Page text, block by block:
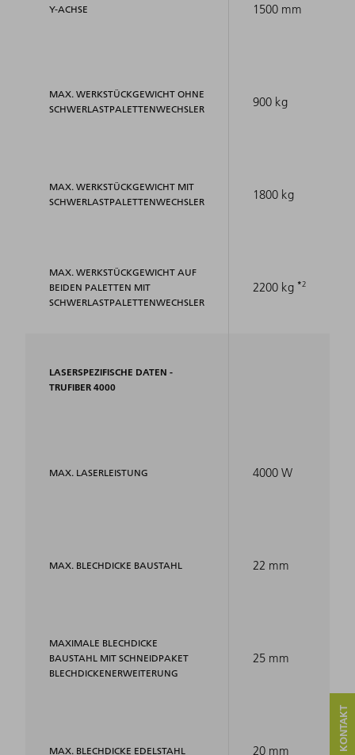
Y-ACHSE
MAX. WERKSTÜCKGEWICHT OHNE
SCHWERLASTPALETTENWECHSLER
MAX. WERKSTÜCKGEWICHT MIT
SCHWERLASTPALETTENWECHSLER
MAX. WERKSTÜCKGEWICHT AUF
BEIDEN PALETTEN MIT
SCHWERLASTPALETTENWECHSLER
LASERSPEZIFISCHE DATEN -
TRUFIBER 4000
MAX. LASERLEISTUNG
MAX. BLECHDICKE BAUSTAHL
MAXIMALE BLECHDICKE
BAUSTAHL MIT SCHNEIDPAKET
BLECHDICKENERWEITERUNG
MAX. BLECHDICKE EDELSTAHL
1500 mm
900 kg
1800 kg
2200 kg 2
4000 W
22 mm
25 mm
20 mm